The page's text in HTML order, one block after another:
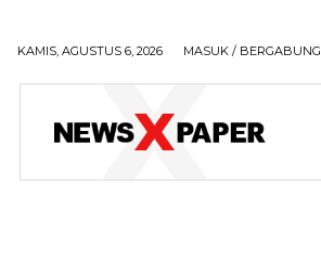
KAMIS, AGUSTUS 6, 2026 MASUK / BERGABUNG